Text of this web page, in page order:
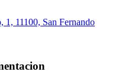
1, 11100, San Fernando